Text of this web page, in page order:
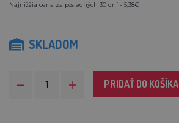
Najnižšia cena za posledných 30 dní - 5,38€
SKLADOM
PRIDAŤ DO KOŠÍKA